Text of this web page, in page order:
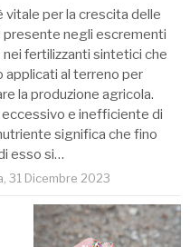
vitale per la crescita delle
presente negli escrementi
nei fertilizzanti sintetici che
applicati al terreno per
la produzione agricola.
eccessivo e inefficiente di
significa che fino
esso si…
31 Dicembre 2023